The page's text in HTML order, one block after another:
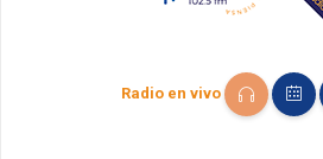
Radio en vivo